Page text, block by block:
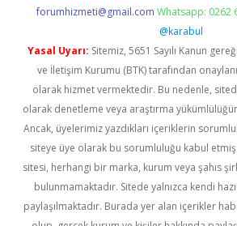
forumhizmeti@gmail.com Whatsapp: 0262
@karabul
Yasal Uyarı: Sitemiz, 5651 Sayılı Kanun
ve İletişim Kurumu (BTK) tarafından
olarak hizmet vermektedir. Bu nedenle,
olarak denetleme veya araştırma
Ancak, üyelerimiz yazdıkları içeriklerin
siteye üye olarak bu sorumluluğu kabul etmiş
sitesi, herhangi bir marka, kurum veya şahıs
bulunmamaktadır. Sitede yalnızca kendi
paylaşılmaktadır. Burada yer alan içerikler